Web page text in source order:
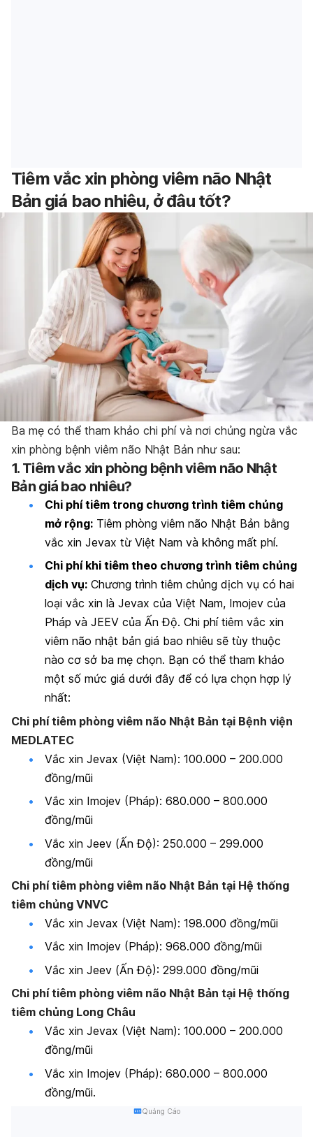
Tiêm vắc xin phòng viêm não Nhật
Bản giá bao nhiêu, ở đâu tốt?
Ba mẹ có thể tham khảo chi phí và nơi chủng ngừa vắc
xin phòng bệnh viêm não Nhật Bản như sau:
1. Tiêm vắc xin phòng bệnh viêm não Nhật
Bản giá bao nhiêu?
Chi phí tiêm trong chương trình tiêm chủng
mở rộng: Tiêm phòng viêm não Nhật Bản bằng
vắc xin Jevax từ Việt Nam và không mất phí.
Chi phí khi tiêm theo chương trình tiêm chủng
dịch vụ: Chương trình tiêm chủng dịch vụ có hai
loại vắc xin là Jevax của Việt Nam, Imojev của
Pháp và JEEV của Ấn Độ. Chi phí tiêm vắc xin
viêm não nhật bản giá bao nhiêu sẽ tùy thuộc
nào cơ sở ba mẹ chọn. Bạn có thể tham khảo
một số mức giá dưới đây để có lựa chọn hợp lý
nhất:
Chi phí tiêm phòng viêm não Nhật Bản tại Bệnh viện
MEDLATEC
Vắc xin Jevax (Việt Nam): 100.000 – 200.000
đồng/mũi
Vắc xin Imojev (Pháp): 680.000 – 800.000
đồng/mũi
Vắc xin Jeev (Ấn Độ): 250.000 – 299.000
đồng/mũi
Chi phí tiêm phòng viêm não Nhật Bản tại Hệ thống
tiêm chủng VNVC
Vắc xin Jevax (Việt Nam): 198.000 đồng/mũi
Vắc xin Imojev (Pháp): 968.000 đồng/mũi
Vắc xin Jeev (Ấn Độ): 299.000 đồng/mũi
Chi phí tiêm phòng viêm não Nhật Bản tại Hệ thống
tiêm chủng Long Châu
Vắc xin Jevax (Việt Nam): 100.000 – 200.000
đồng/mũi
Vắc xin Imojev (Pháp): 680.000 – 800.000
đồng/mũi.
Quảng Cáo